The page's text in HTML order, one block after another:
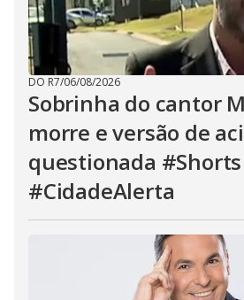
DO R7/06/08/2026
Sobrinha do cantor
morre e versão de
questionada #Shorts
#CidadeAlerta